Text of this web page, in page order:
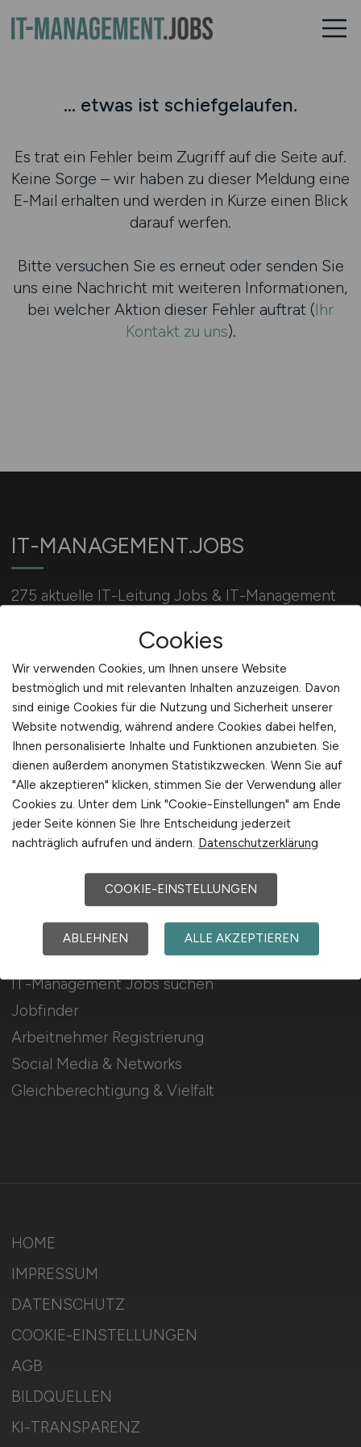
... etwas ist schiefgelaufen.
Es trat ein Fehler beim Zugriff auf die Seite auf.
Keine Sorge – wir haben zu dieser Meldung eine
E-Mail erhalten und werden in Kürze einen Blick
darauf werfen.
Bitte versuchen Sie es erneut oder senden Sie
uns eine Nachricht mit weiteren Informationen,
bei welcher Aktion dieser Fehler auftrat (Ihr
Kontakt zu uns).
IT-MANAGEMENT.JOBS
275 aktuelle IT-Leitung Jobs & IT-Management
Leiter, IT-Projektleiter, uvm. jetzt bewerben.
Für Arbeitnehmer
IT-Management Jobs suchen
Jobfinder
Arbeitnehmer Registrierung
Social Media & Networks
Gleichberechtigung & Vielfalt
Für Arbeitgeber
Stellenanzeigen schalten
Mediadaten & Konditionen
Arbeitgeber Seite
Arbeitgeber Kontakt
HOME
IMPRESSUM
DATENSCHUTZ
COOKIE-EINSTELLUNGEN
AGB
BILDQUELLEN
KI-TRANSPARENZ
Cookies
Wir verwenden Cookies, um Ihnen unsere Website
bestmöglich und mit relevanten Inhalten anzuzeigen. Davon
sind einige Cookies für die Nutzung und Sicherheit unserer
Website notwendig, während andere Cookies dabei helfen,
Ihnen personalisierte Inhalte und Funktionen anzubieten. Sie
dienen außerdem anonymen Statistikzwecken. Wenn Sie auf
"Alle akzeptieren" klicken, stimmen Sie der Verwendung aller
Cookies zu. Unter dem Link "Cookie-Einstellungen" am Ende
jeder Seite können Sie Ihre Entscheidung jederzeit
nachträglich aufrufen und ändern. Datenschutzerklärung
COOKIE-EINSTELLUNGEN
ABLEHNEN ALLE AKZEPTIEREN